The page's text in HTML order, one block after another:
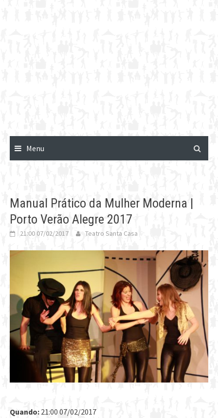
Menu
Manual Prático da Mulher Moderna |
Porto Verão Alegre 2017
21:00 07/02/2017 Teatro Santa Casa
Quando: 21:00 07/02/2017